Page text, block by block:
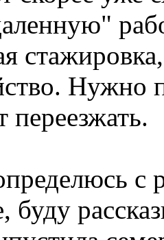
Нужно
с
буду